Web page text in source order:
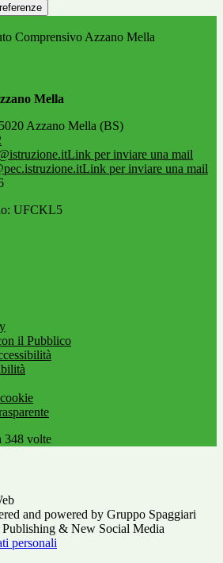
Comprensivo Azzano Mella
Mella
Azzano Mella (BS)
Link per inviare una mail
Link per inviare una mail
UFCKL5
il Pubblico
348 volte
and powered by Gruppo Spaggiari
& New Social Media
personali